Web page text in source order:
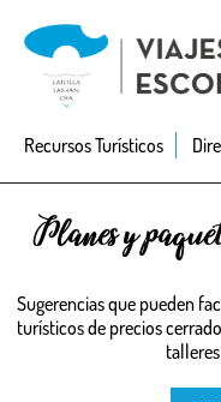
main
navigation
Recursos Turísticos
Planes y
Sugerencias que pueden
turísticos de precios